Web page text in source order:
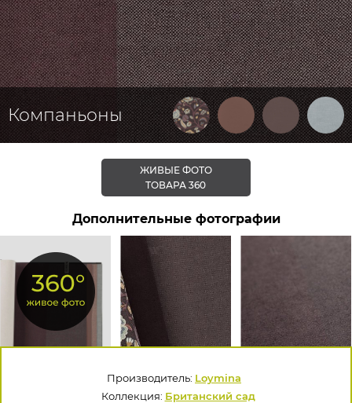
Компаньоны
ЖИВЫЕ ФОТО
ТОВАРА 360
Дополнительные фотографии
Производитель: Loymina
Коллекция: Британский сад